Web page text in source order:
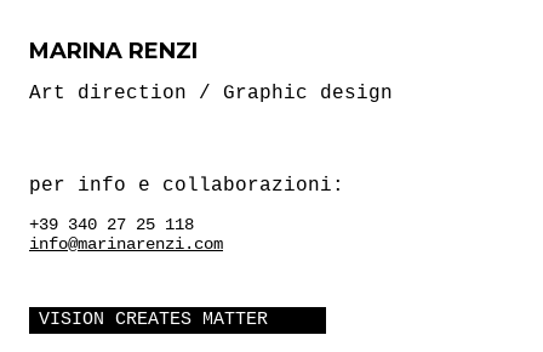
MARINA RENZI
Art direction / Graphic design
per info e collaborazioni:
+39 340 27 25 118
info@marinarenzi.com
VISION CREATES MATTER